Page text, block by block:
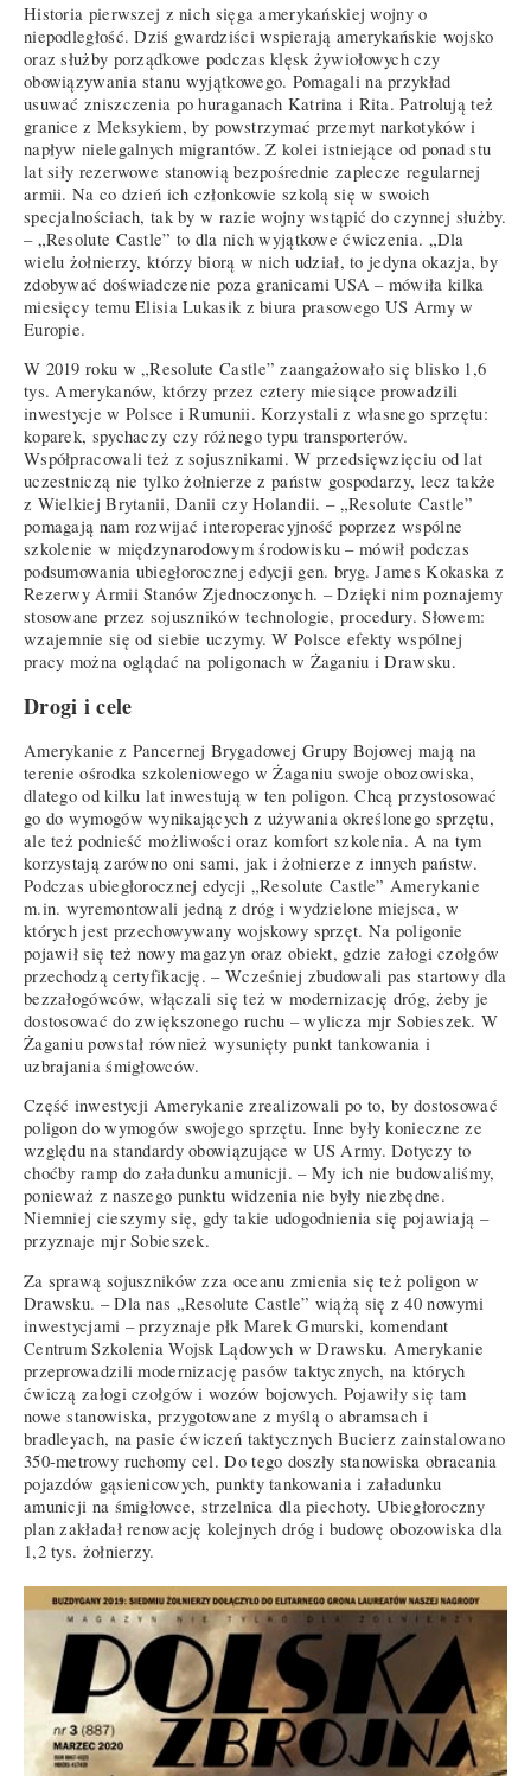
Historia pierwszej z nich sięga amerykańskiej wojny o
niepodległość. Dziś gwardziści wspierają amerykańskie wojsko
oraz służby porządkowe podczas klęsk żywiołowych czy
obowiązywania stanu wyjątkowego. Pomagali na przykład
usuwać zniszczenia po huraganach Katrina i Rita. Patrolują też
granice z Meksykiem, by powstrzymać przemyt narkotyków i
napływ nielegalnych migrantów. Z kolei istniejące od ponad stu
lat siły rezerwowe stanowią bezpośrednie zaplecze regularnej
armii. Na co dzień ich członkowie szkolą się w swoich
specjalnościach, tak by w razie wojny wstąpić do czynnej służby.
– „Resolute Castle” to dla nich wyjątkowe ćwiczenia. „Dla
wielu żołnierzy, którzy biorą w nich udział, to jedyna okazja, by
zdobywać doświadczenie poza granicami USA – mówiła kilka
miesięcy temu Elisia Lukasik z biura prasowego US Army w
Europie.
W 2019 roku w „Resolute Castle” zaangażowało się blisko 1,6
tys. Amerykanów, którzy przez cztery miesiące prowadzili
inwestycje w Polsce i Rumunii. Korzystali z własnego sprzętu:
koparek, spychaczy czy różnego typu transporterów.
Współpracowali też z sojusznikami. W przedsięwzięciu od lat
uczestniczą nie tylko żołnierze z państw gospodarzy, lecz także
z Wielkiej Brytanii, Danii czy Holandii. – „Resolute Castle”
pomagają nam rozwijać interoperacyjność poprzez wspólne
szkolenie w międzynarodowym środowisku – mówił podczas
podsumowania ubiegłorocznej edycji gen. bryg. James Kokaska z
Rezerwy Armii Stanów Zjednoczonych. – Dzięki nim poznajemy
stosowane przez sojuszników technologie, procedury. Słowem:
wzajemnie się od siebie uczymy. W Polsce efekty wspólnej
pracy można oglądać na poligonach w Żaganiu i Drawsku.
Drogi i cele
Amerykanie z Pancernej Brygadowej Grupy Bojowej mają na
terenie ośrodka szkoleniowego w Żaganiu swoje obozowiska,
dlatego od kilku lat inwestują w ten poligon. Chcą przystosować
go do wymogów wynikających z używania określonego sprzętu,
ale też podnieść możliwości oraz komfort szkolenia. A na tym
korzystają zarówno oni sami, jak i żołnierze z innych państw.
Podczas ubiegłorocznej edycji „Resolute Castle” Amerykanie
m.in. wyremontowali jedną z dróg i wydzielone miejsca, w
których jest przechowywany wojskowy sprzęt. Na poligonie
pojawił się też nowy magazyn oraz obiekt, gdzie załogi czołgów
przechodzą certyfikację. – Wcześniej zbudowali pas startowy dla
bezzałogówców, włączali się też w modernizację dróg, żeby je
dostosować do zwiększonego ruchu – wylicza mjr Sobieszek. W
Żaganiu powstał również wysunięty punkt tankowania i
uzbrajania śmigłowców.
Część inwestycji Amerykanie zrealizowali po to, by dostosować
poligon do wymogów swojego sprzętu. Inne były konieczne ze
względu na standardy obowiązujące w US Army. Dotyczy to
choćby ramp do załadunku amunicji. – My ich nie budowaliśmy,
ponieważ z naszego punktu widzenia nie były niezbędne.
Niemniej cieszymy się, gdy takie udogodnienia się pojawiają –
przyznaje mjr Sobieszek.
Za sprawą sojuszników zza oceanu zmienia się też poligon w
Drawsku. – Dla nas „Resolute Castle” wiążą się z 40 nowymi
inwestycjami – przyznaje płk Marek Gmurski, komendant
Centrum Szkolenia Wojsk Lądowych w Drawsku. Amerykanie
przeprowadzili modernizację pasów taktycznych, na których
ćwiczą załogi czołgów i wozów bojowych. Pojawiły się tam
nowe stanowiska, przygotowane z myślą o abramsach i
bradleyach, na pasie ćwiczeń taktycznych Bucierz zainstalowano
350-metrowy ruchomy cel. Do tego doszły stanowiska obracania
pojazdów gąsienicowych, punkty tankowania i załadunku
amunicji na śmigłowce, strzelnica dla piechoty. Ubiegłoroczny
plan zakładał renowację kolejnych dróg i budowę obozowiska dla
1,2 tys. żołnierzy.